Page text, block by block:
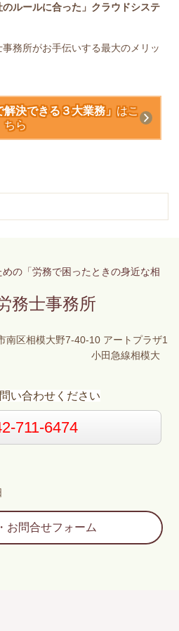
のルールに合った」クラウドシステ
務所がお手伝いする最大のメリッ
解決できる３大業務」はこ
ちら
めの「労務で困ったときの身近な相
務士事務所
南区相模大野7-40-10 アートプラザ1
線相模大
い合わせください
711-6474
お問合せフォーム